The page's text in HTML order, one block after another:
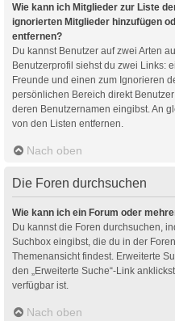
Wie kann ich Mitglieder zur Liste
ignorierten Mitglieder hinzufügen
entfernen?
Du kannst Benutzer auf zwei Arten
Benutzerprofil siehst du zwei Links:
Freunde und einen zum Ignorieren
persönlichen Bereich direkt
deren Benutzernamen eingibst. An
von den Listen entfernen.
Nach oben
Die Foren durchsuchen
Wie kann ich ein Forum oder
Du kannst die Foren durchsuchen,
Suchbox eingibst, die du in der
Themenansicht findest. Erweiterte
den „Erweiterte Suche“-Link
verfügbar ist.
Nach oben